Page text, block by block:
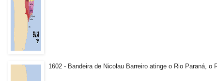
1602 - Bandeira de Nicolau Barreiro atinge o Rio Paraná,